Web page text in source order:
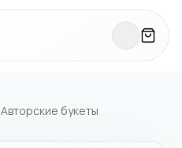
Авторские букеты